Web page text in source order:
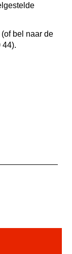
(of bel naar de
44).